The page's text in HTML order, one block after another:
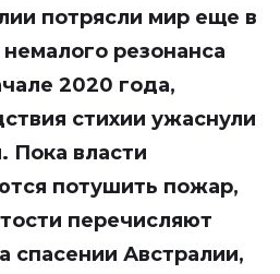
потрясли мир еще в
резонанса
2020 года,
стихии ужаснули
Пока власти
потушить пожар,
перечисляют
спасении Австралии,